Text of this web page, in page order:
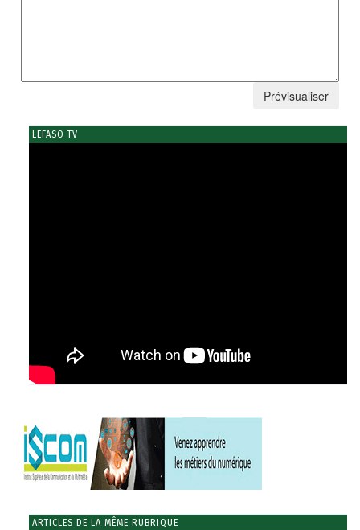
LEFASO TV
ARTICLES DE LA MÊME RUBRIQUE